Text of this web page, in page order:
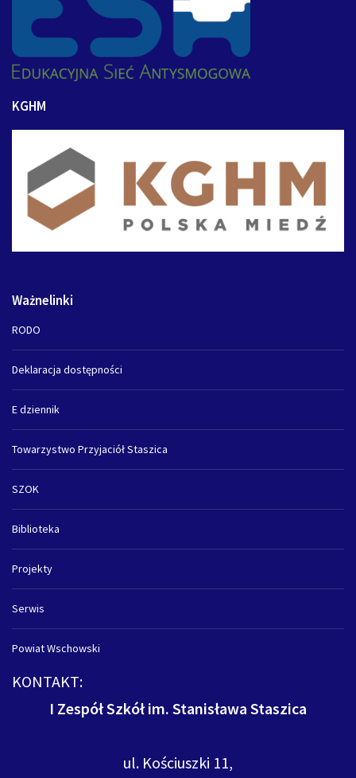
KGHM
Ważnelinki
RODO
Deklaracja dostępności
E dziennik
Towarzystwo Przyjaciół Staszica
SZOK
Biblioteka
Projekty
Serwis
Powiat Wschowski
KONTAKT:
I Zespół Szkół im. Stanisława Staszica
ul. Kościuszki 11,